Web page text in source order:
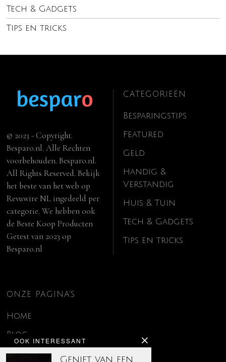
Tech & Gadgets
Tips en tricks
OOK INTERESSANT
Geniet van een
© 2023 - Copyright.
Besparo.nl. Alle Rechten
voorbehouden. Besparo.nl.
All Rights Reserved. Bekijk
het beste van het web op
Revuwire NL ingedeeld per
categorie. We hebben ook
deBeste Koop Producten
Getest van 2023 op
Besparo.nl
CATEGORIEËN
Besparingstips
Featured
Geld
Handig &
Verstandig
Huis & Tuin
Tech & Gadgets
Tips en tricks
ONZE PAGINA’S
Home
Blog
Contact